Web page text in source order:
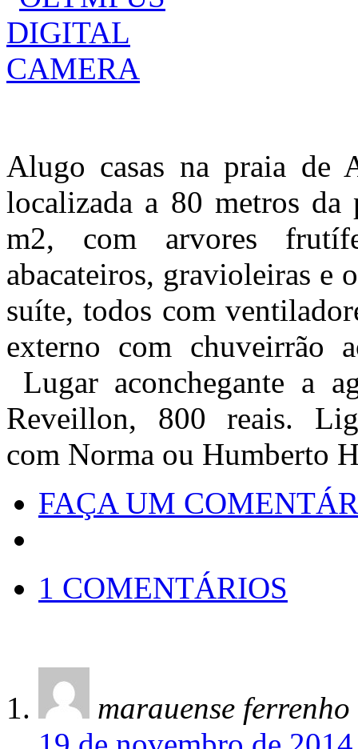
Alugo casas na praia de
localizada a 80 metros
m2, com arvores
abacateiros, gravioleiras
suíte, todos com
externo com chuveirrão
Lugar aconchegante a
Reveillon, 800 reais.
com Norma ou Humberto
FAÇA UM
1 COMENTÁRIOS
marauense ferrenho